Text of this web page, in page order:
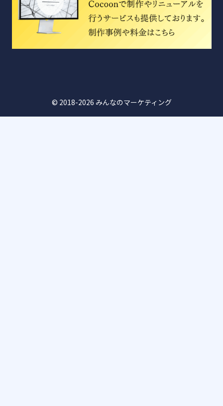
© 2018-2026 みんなのマーケティング